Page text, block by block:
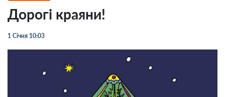
Дорогі краяни!
1 Січня 10:03